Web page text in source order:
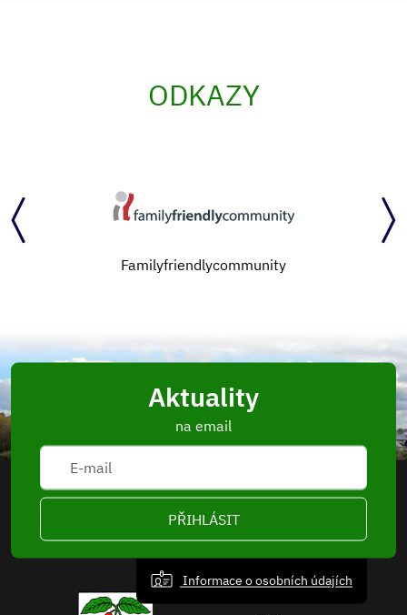
ODKAZY
Familyfriendlycommunity
Aktuality
na email
PŘIHLÁSIT
Informace o osobních údajích